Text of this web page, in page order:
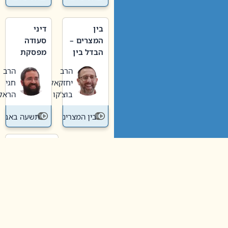
בין
המצרים –
הבדל בין
חדשה
לישנה
הרב
יחזקאל
בוצ'קו
בין המצרים
דיני
סעודה
מפסקת
תשעה
באב
הרב
חגי
הראל
תשעה באב